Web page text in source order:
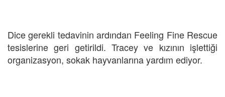
Dice gerekli tedavinin ardından Feeling Fine Rescue
tesislerine geri getirildi. Tracey ve kızının işlettiği
organizasyon, sokak hayvanlarına yardım ediyor.